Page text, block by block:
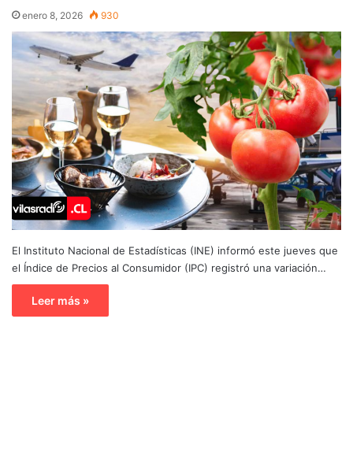
enero 8, 2026 930
El Instituto Nacional de Estadísticas (INE) informó este jueves que
el Índice de Precios al Consumidor (IPC) registró una variación…
Leer más »